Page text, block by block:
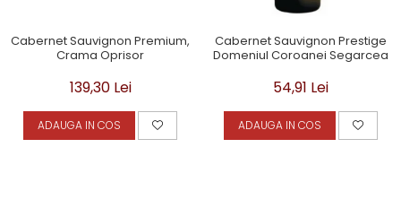
Cabernet Sauvignon Premium,
Crama Oprisor
139,30 Lei
ADAUGA IN COS
Cabernet Sauvignon Prestige
Domeniul Coroanei Segarcea
54,91 Lei
ADAUGA IN COS